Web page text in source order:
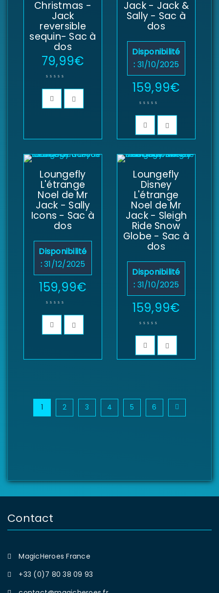
Christmas -
Jack
reversible
sequin- Sac à
dos
79,99€
Jack - Jack &
Sally - Sac à
dos
Disponibilité
: 31/10/2025
159,99€
Loungefly
L'étrange
Noel de Mr
Jack - Sally
Icons - Sac à
dos
Disponibilité
:31/12/2025
159,99€
Loungefly
Disney
L'étrange
Noel de Mr
Jack - Sleigh
Ride Snow
Globe - Sac à
dos
Disponibilité
: 31/10/2025
159,99€
1 2 3 4 5 6
Contact
MagicHeroes France
+33 (0)7 80 38 09 93